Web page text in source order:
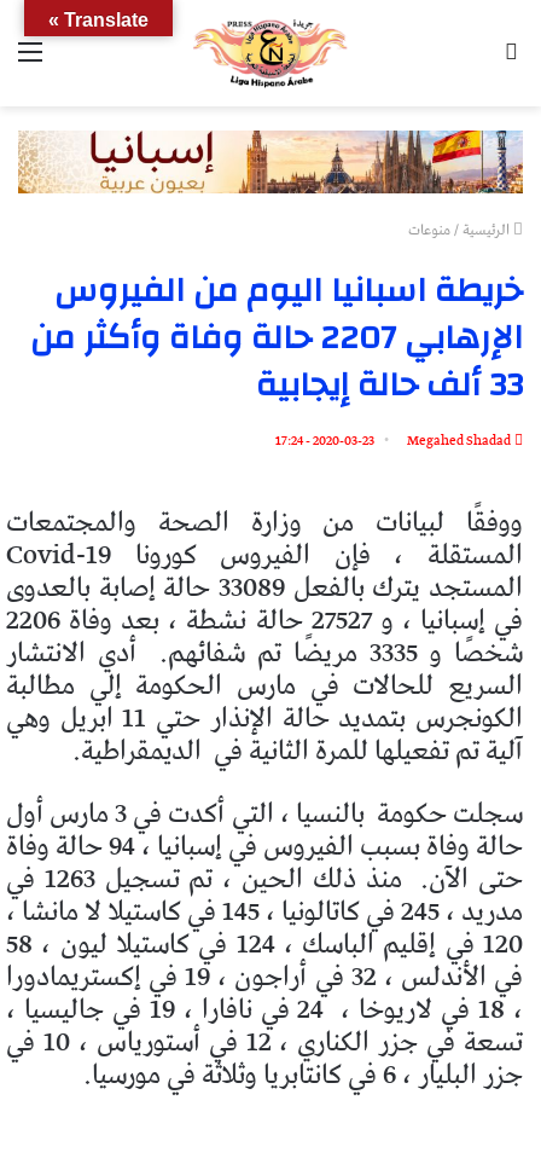
الرئيسية/منوعات
خريطة اسبانيا اليوم من الفيروس
الإرهابي 2207 حالة وفاة وأكثر من
33 ألف حالة إيجابية
Megahed Shadad
2020-03-23 - 17:24
ووفقًا لبيانات من وزارة الصحة والمجتمعات
المستقلة ، فإن الفيروس كورونا Covid-19
المستجد يترك بالفعل 33089 حالة إصابة بالعدوى
في إسبانيا ، و 27527 حالة نشطة ، بعد وفاة 2206
شخصًا و 3335 مريضًا تم شفائهم. أدي الانتشار
السريع للحالات في مارس الحكومة إلي مطالبة
الكونجرس بتمديد حالة الإنذار حتي 11 ابريل وهي
آلية تم تفعيلها للمرة الثانية في الديمقراطية.
سجلت حكومة
بالنسيا ، التي أكدت في 3 مارس أول
حالة وفاة بسبب الفيروس في إسبانيا ، 94 حالة وفاة
حتى الآن. منذ ذلك الحين ، تم تسجيل 1263 في
مدريد ، 245 في كاتالونيا ، 145 في كاستيلا لا مانشا ،
120 في إقليم الباسك ، 124 في كاستيلا ليون ، 58
في الأندلس ، 32 في أراجون ، 19 في إكستريمادورا
، 18 في لاريوخا ، 24 في نافارا ، 19 في جاليسيا ،
تسعة في جزر الكناري ، 12 في أستورياس ، 10 في
جزر البليار ، 6 في كانتابريا وثلاثة في مورسيا.
Translate »